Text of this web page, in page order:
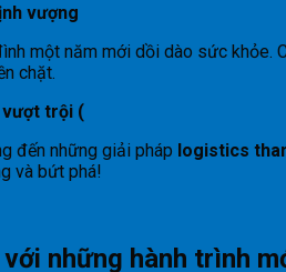
vượng
một năm mới dồi dào sức
chặt.
vượt trội (
đến những giải pháp logistics
và bứt phá!
những hành trình